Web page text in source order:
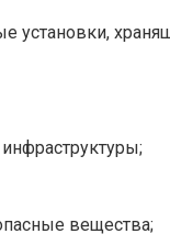
установки,
вещества;